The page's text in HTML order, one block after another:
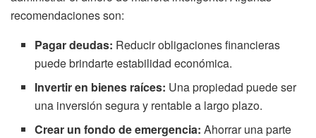
recomendaciones son:
Pagar deudas: Reducir obligaciones financieras
puede brindarte estabilidad económica.
Invertir en bienes raíces: Una propiedad puede ser
una inversión segura y rentable a largo plazo.
Crear un fondo de emergencia: Ahorrar una parte